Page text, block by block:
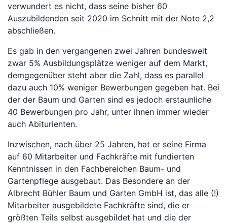
verwundert es nicht, dass seine bisher 60
Auszubildenden seit 2020 im Schnitt mit der Note 2,2
abschließen.
Es gab in den vergangenen zwei Jahren bundesweit
zwar 5% Ausbildungsplätze weniger auf dem Markt,
demgegenüber steht aber die Zahl, dass es parallel
dazu auch 10% weniger Bewerbungen gegeben hat. Bei
der der Baum und Garten sind es jedoch erstaunliche
40 Bewerbungen pro Jahr, unter ihnen immer wieder
auch Abiturienten.
Inzwischen, nach über 25 Jahren, hat er seine Firma
auf 60 Mitarbeiter und Fachkräfte mit fundierten
Kenntnissen in den Fachbereichen Baum- und
Gartenpflege ausgebaut. Das Besondere an der
Albrecht Bühler Baum und Garten GmbH ist, das alle (!)
Mitarbeiter ausgebildete Fachkräfte sind, die er
größten Teils selbst ausgebildet hat und die der